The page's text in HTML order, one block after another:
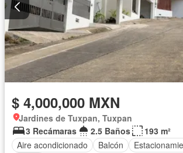
$ 4,000,000 MXN
Jardines de Tuxpan, Tuxpan
3 Recámaras
2.5 Baños
193 m²
Aire acondicionado
Balcón